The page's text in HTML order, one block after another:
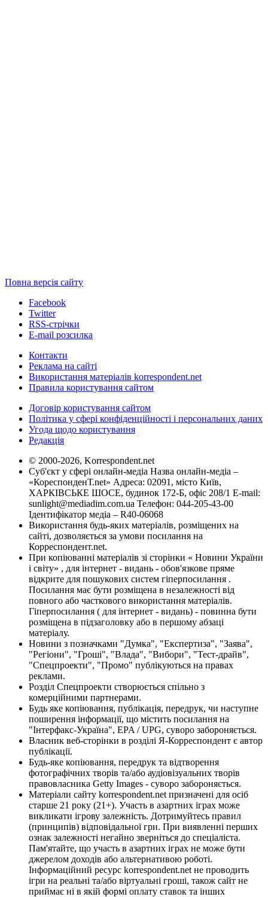
Повна версія сайту
Facebook
Twitter
RSS-стрічки
E-mail розсилка
Контакти
Реклама на сайті
Використання матеріалів korrespondent.net
Правила користування сайтом
Договір користування сайтом
Політика у сфері конфіденційності і персональних даних
Угода щодо користування
Редакція
© 2000-2026, Korrespondent.net
Суб'єкт у сфері онлайн-медіа Назва онлайн-медіа –
«КореспонденТ.net» Адреса: 02091, місто Київ,
ХАРКІВСЬКЕ ШОСЕ, будинок 172-Б, офіс 208/1 E-mail:
sunlight@mediadim.com.ua Телефон: 044-205-43-00
Ідентифікатор медіа – R40-06068
Використання будь-яких матеріалів, розміщених на
сайті, дозволяється за умови посилання на
Корреспондент.net.
При копіюванні матеріалів зі сторінки « Новини України
і світу» , для інтернет - видань - обов'язкове пряме
відкрите для пошукових систем гіперпосилання .
Посилання має бути розміщена в незалежності від
повного або часткового використання матеріалів.
Гіперпосилання ( для інтернет - видань) - повинна бути
розміщена в підзаголовку або в першому абзаці
матеріалу.
Новини з позначками "Думка", "Експертиза", "Заява",
"Регіони", "Гроші", "Влада", "Вибори", "Тест-драйв",
"Спецпроекти", "Промо" публікуються на правах
реклами.
Розділ Спецпроекти створюється спільно з
комерційними партнерами.
Будь яке копіювання, публікація, передрук, чи наступне
поширення інформації, що містить посилання на
"Інтерфакс-Україна", EPA / UPG, суворо забороняється.
Власник веб-сторінки в розділі Я-Корреспондент є автор
публікації.
Будь-яке копіювання, передрук та відтворення
фотографічних творів та/або аудіовізуальних творів
правовласника Getty Images - суворо забороняється.
Матеріали сайту korrespondent.net призначені для осіб
старше 21 року (21+). Участь в азартних іграх може
викликати ігрову залежність. Дотримуйтесь правил
(принципів) відповідальної гри. При виявленні перших
ознак залежності негайно зверніться до спеціаліста.
Пам'ятайте, що участь в азартних іграх не може бути
джерелом доходів або альтернативою роботі.
Інформаційний ресурс korrespondent.net не проводить
ігри на реальні та/або віртуальні гроші, також сайт не
приймає ні в якій формі оплату ставок та інших